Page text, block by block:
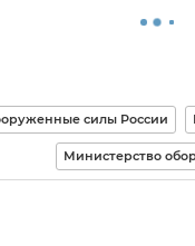
силы России
Министерство